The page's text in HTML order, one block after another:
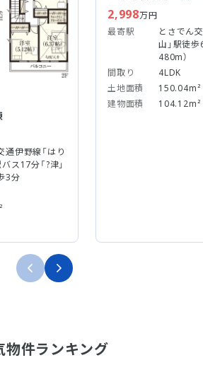
通伊野線「はり
ス17分「?津」
3分
2,998万円
最寄駅
とさでん
山」駅徒歩
480m）
間取り
4LDK
土地面積
150.04m²
建物面積
104.12m²
物件ランキング